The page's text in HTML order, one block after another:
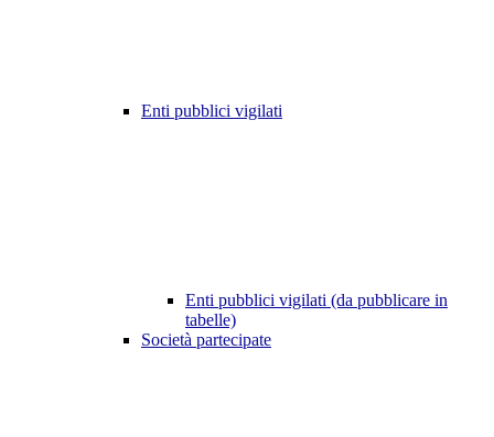
Enti pubblici vigilati
Enti pubblici vigilati (da pubblicare in
tabelle)
Società partecipate